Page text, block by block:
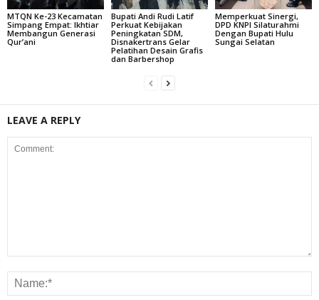
MTQN Ke-23 Kecamatan
Simpang Empat: Ikhtiar
Membangun Generasi
Qur’ani
Bupati Andi Rudi Latif
Perkuat Kebijakan
Peningkatan SDM,
Disnakertrans Gelar
Pelatihan Desain Grafis
dan Barbershop
Memperkuat Sinergi,
DPD KNPI Silaturahmi
Dengan Bupati Hulu
Sungai Selatan
LEAVE A REPLY